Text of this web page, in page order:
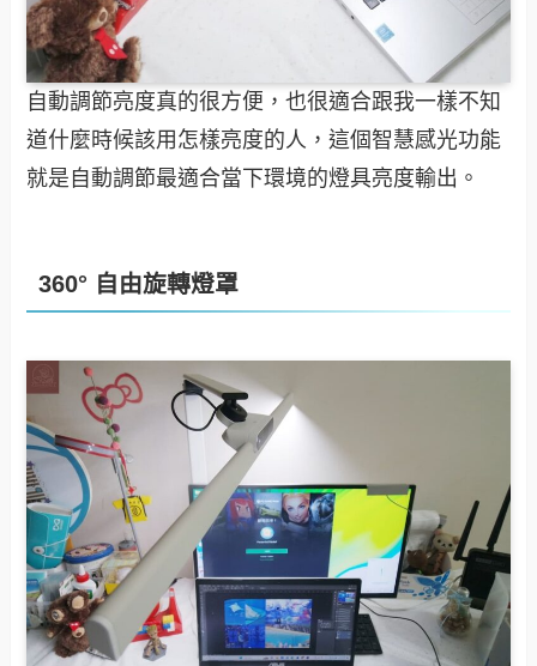
自動調節亮度真的很方便，也很適合跟我一樣不知
道什麼時候該用怎樣亮度的人，這個智慧感光功能
就是自動調節最適合當下環境的燈具亮度輸出。
360° 自由旋轉燈罩